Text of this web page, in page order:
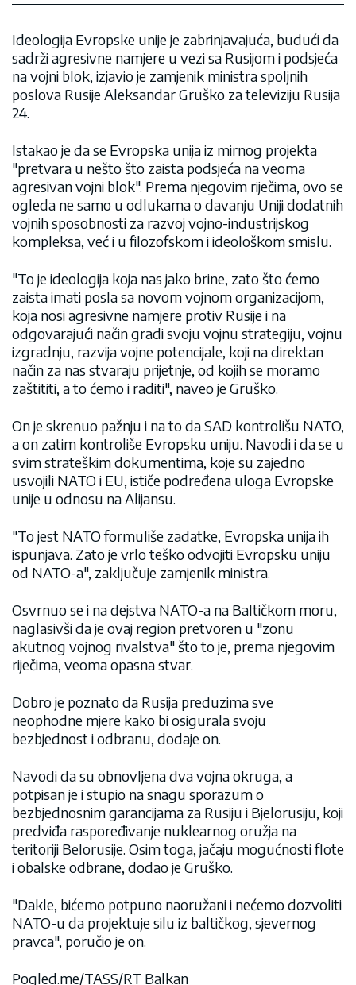
Ideologija Evropske unije je zabrinjavajuća, budući da
sadrži agresivne namjere u vezi sa Rusijom i podsjeća
na vojni blok, izjavio je zamjenik ministra spoljnih
poslova Rusije Aleksandar Gruško za televiziju Rusija
24.
Istakao je da se Evropska unija iz mirnog projekta
"pretvara u nešto što zaista podsjeća na veoma
agresivan vojni blok". Prema njegovim riječima, ovo se
ogleda ne samo u odlukama o davanju Uniji dodatnih
vojnih sposobnosti za razvoj vojno-industrijskog
kompleksa, već i u filozofskom i ideološkom smislu.
"To je ideologija koja nas jako brine, zato što ćemo
zaista imati posla sa novom vojnom organizacijom,
koja nosi agresivne namjere protiv Rusije i na
odgovarajući način gradi svoju vojnu strategiju, vojnu
izgradnju, razvija vojne potencijale, koji na direktan
način za nas stvaraju prijetnje, od kojih se moramo
zaštititi, a to ćemo i raditi", naveo je Gruško.
On je skrenuo pažnju i na to da SAD kontrolišu NATO,
a on zatim kontroliše Evropsku uniju. Navodi i da se u
svim strateškim dokumentima, koje su zajedno
usvojili NATO i EU, ističe podređena uloga Evropske
unije u odnosu na Alijansu.
"To jest NATO formuliše zadatke, Evropska unija ih
ispunjava. Zato je vrlo teško odvojiti Evropsku uniju
od NATO-a", zaključuje zamjenik ministra.
Osvrnuo se i na dejstva NATO-a na Baltičkom moru,
naglasivši da je ovaj region pretvoren u "zonu
akutnog vojnog rivalstva" što to je, prema njegovim
riječima, veoma opasna stvar.
Dobro je poznato da Rusija preduzima sve
neophodne mjere kako bi osigurala svoju
bezbjednost i odbranu, dodaje on.
Navodi da su obnovljena dva vojna okruga, a
potpisan je i stupio na snagu sporazum o
bezbjednosnim garancijama za Rusiju i Bjelorusiju, koji
predviđa raspoređivanje nuklearnog oružja na
teritoriji Belorusije. Osim toga, jačaju mogućnosti flote
i obalske odbrane, dodao je Gruško.
"Dakle, bićemo potpuno naoružani i nećemo dozvoliti
NATO-u da projektuje silu iz baltičkog, sjevernog
pravca", poručio je on.
Pogled.me/TASS/RT Balkan